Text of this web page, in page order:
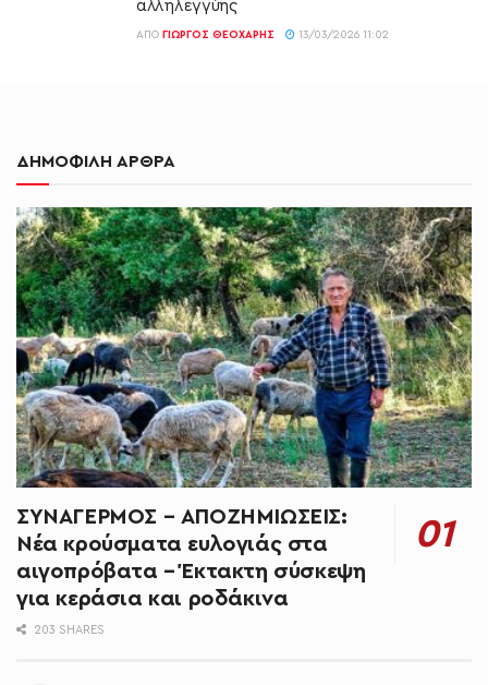
αλληλεγγύης
ΑΠΌ ΓΙΏΡΓΟΣ ΘΕΟΧΆΡΗΣ 13/03/2026 11:02
ΔΗΜΟΦΙΛΗ ΑΡΘΡΑ
ΣΥΝΑΓΕΡΜΟΣ – ΑΠΟΖΗΜΙΩΣΕΙΣ:
Νέα κρούσματα ευλογιάς στα
αιγοπρόβατα – Έκτακτη σύσκεψη
για κεράσια και ροδάκινα
203 SHARES